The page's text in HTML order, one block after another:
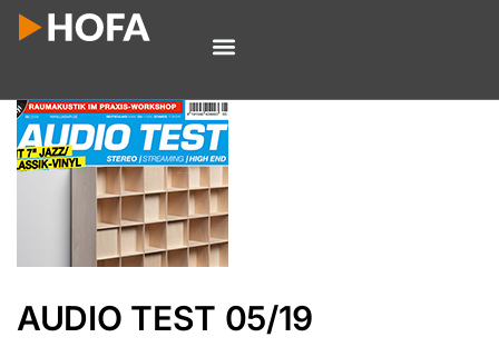
AUDIO TEST 05/19